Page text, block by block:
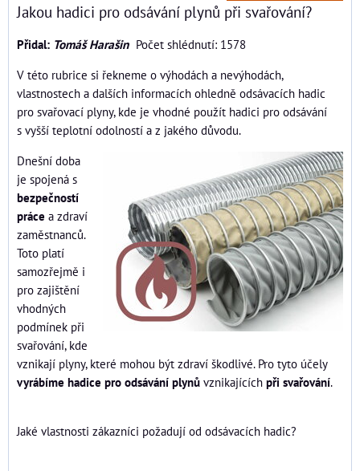
Jakou hadici pro odsávání plynů při svařování?
Přidal: Tomáš Harašin Počet shlédnutí: 1578
V této rubrice si řekneme o výhodách a nevýhodách,
vlastnostech a dalších informacích ohledně odsávacích hadic
pro svařovací plyny, kde je vhodné použít hadici pro odsávání
s vyšší teplotní odolností a z jakého důvodu.
Dnešní doba
je spojená s
bezpečností
práce a zdraví
zaměstnanců.
Toto platí
samozřejmě i
pro zajištění
vhodných
podmínek při
svařování, kde
vznikají plyny, které mohou být zdraví škodlivé. Pro tyto účely
vyrábíme hadice pro odsávání plynů vznikajících při svařování.
Jaké vlastnosti zákazníci požadují od odsávacích hadic?